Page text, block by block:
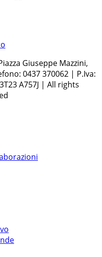
Giuseppe Mazzini,
0437 370062 | P.Iva:
A757J | All rights